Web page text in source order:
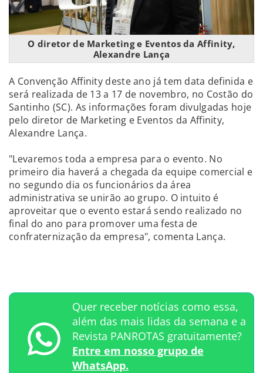
O diretor de Marketing e Eventos da Affinity,
Alexandre Lança
A Convenção Affinity deste ano já tem data definida e
será realizada de 13 a 17 de novembro, no Costão do
Santinho (SC). As informações foram divulgadas hoje
pelo diretor de Marketing e Eventos da Affinity,
Alexandre Lança.
"Levaremos toda a empresa para o evento. No
primeiro dia haverá a chegada da equipe comercial e
no segundo dia os funcionários da área
administrativa se unirão ao grupo. O intuito é
aproveitar que o evento estará sendo realizado no
final do ano para promover uma festa de
confraternização da empresa", comenta Lança.
Quer receber notícias como essa,
além das mais lidas da semana e a
Revista PANROTAS gratuitamente?
Entre em nosso grupo de
WhatsApp.